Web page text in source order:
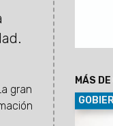
gran
MÁS
30/